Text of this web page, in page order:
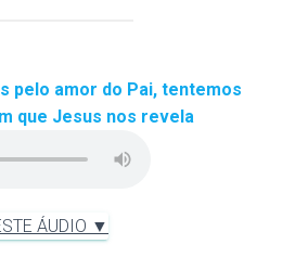
pelo amor do Pai, tentemos
que Jesus nos revela
ÁUDIO ▼